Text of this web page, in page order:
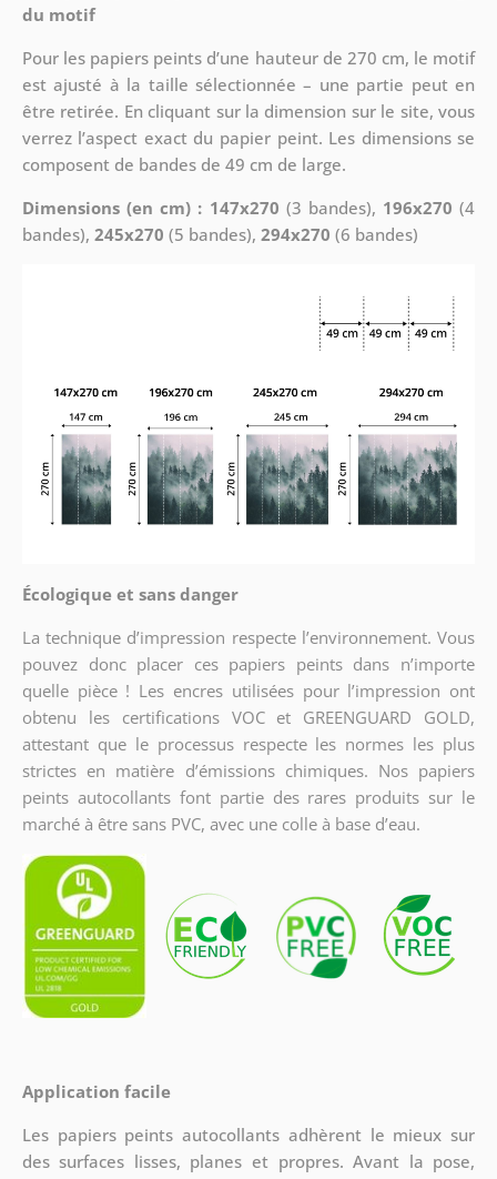
du motif
Pour les papiers peints d’une hauteur de 270 cm, le motif
est ajusté à la taille sélectionnée – une partie peut en
être retirée. En cliquant sur la dimension sur le site, vous
verrez l’aspect exact du papier peint. Les dimensions se
composent de bandes de 49 cm de large.
Dimensions (en cm) : 147x270 (3 bandes), 196x270 (4
bandes), 245x270 (5 bandes), 294x270 (6 bandes)
Écologique et sans danger
La technique d’impression respecte l’environnement. Vous
pouvez donc placer ces papiers peints dans n’importe
quelle pièce ! Les encres utilisées pour l’impression ont
obtenu les certifications VOC et GREENGUARD GOLD,
attestant que le processus respecte les normes les plus
strictes en matière d’émissions chimiques. Nos papiers
peints autocollants font partie des rares produits sur le
marché à être sans PVC, avec une colle à base d’eau.
Application facile
Les papiers peints autocollants adhèrent le mieux sur
des surfaces lisses, planes et propres. Avant la pose,